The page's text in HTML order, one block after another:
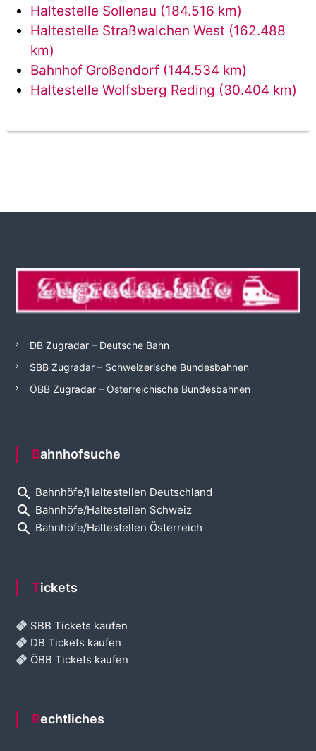
Haltestelle Sollenau (184.516 km)
Haltestelle Straßwalchen West (162.488
km)
Bahnhof Großendorf (144.534 km)
Haltestelle Wolfsberg Reding (30.404 km)
DB Zugradar – Deutsche Bahn
SBB Zugradar – Schweizerische Bundesbahnen
ÖBB Zugradar – Österreichische Bundesbahnen
Bahnhofsuche
search Bahnhöfe/Haltestellen Deutschland
search Bahnhöfe/Haltestellen Schweiz
search Bahnhöfe/Haltestellen Österreich
Tickets
SBB Tickets kaufen
DB Tickets kaufen
ÖBB Tickets kaufen
Rechtliches